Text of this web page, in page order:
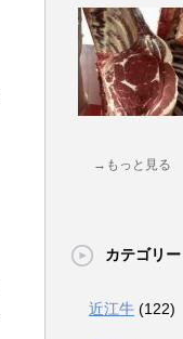
→もっと見る
カテゴリー
近江牛 (122)